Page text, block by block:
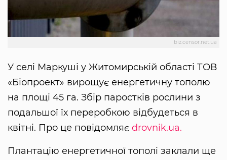
biz.censor.net.ua
У селі Маркуші у Житомирській області ТОВ
«Біопроект» вирощує енергетичну тополю
на площі 45 га. Збір паростків рослини з
подальшої їх переробкою відбудеться в
квітні. Про це повідомляє drovnik.ua.
Плантацію енергетичної тополі заклали ще